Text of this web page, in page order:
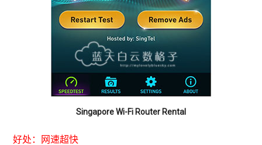
Singapore Wi-Fi Router Rental
好处：网速超快